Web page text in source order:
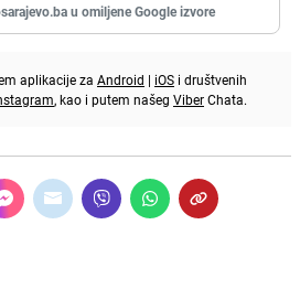
u omiljene Google izvore
aplikacije za Android | iOS i društvenih
, kao i putem našeg ViberChata.